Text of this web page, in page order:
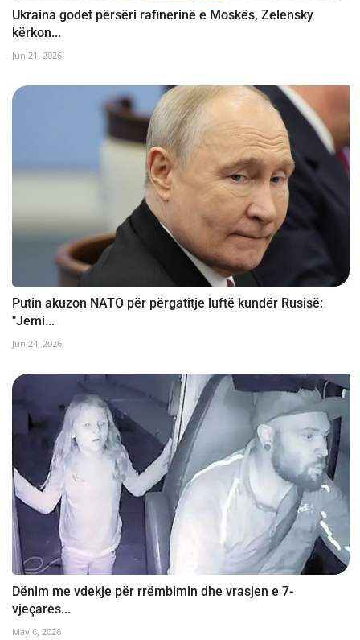
Ukraina godet përsëri rafinerinë e Moskës, Zelensky
kërkon...
Jun 21, 2026
Putin akuzon NATO për përgatitje luftë kundër Rusisë:
"Jemi...
Jun 24, 2026
Dënim me vdekje për rrëmbimin dhe vrasjen e 7-
vjeçares...
May 6, 2026